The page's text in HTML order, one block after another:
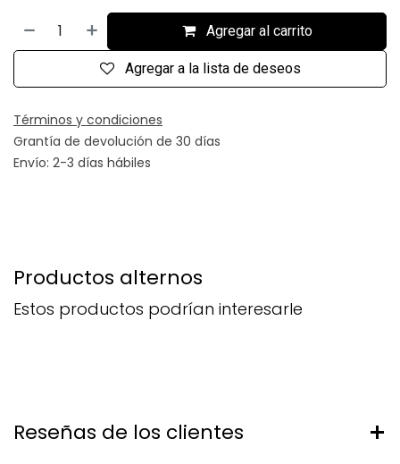
Agregar al carrito
Agregar a la lista de deseos
Términos y condiciones
Grantía de devolución de 30 días
Envío: 2-3 días hábiles
Productos alternos
Estos productos podrían interesarle
Reseñas de los clientes